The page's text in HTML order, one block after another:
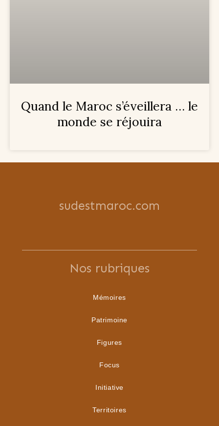
Quand le Maroc s’éveillera … le
monde se réjouira
sudestmaroc.com
Nos rubriques
Mémoires
Patrimoine
Figures
Focus
Initiative
Territoires